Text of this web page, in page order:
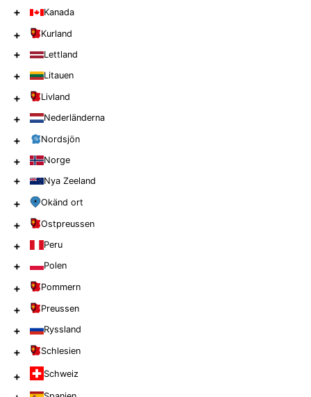
+ Kanada
+ Kurland
+ Lettland
+ Litauen
+ Livland
+ Nederländerna
+ Nordsjön
+ Norge
+ Nya Zeeland
+ Okänd ort
+ Ostpreussen
+ Peru
+ Polen
+ Pommern
+ Preussen
+ Ryssland
+ Schlesien
+ Schweiz